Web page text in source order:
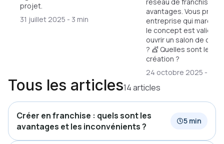
projet.
31 juillet 2025 - 3 min
avantages. Vous
entreprise qui marche
le concept est validé.
ouvrir un salon de
? 💇 Quelles sont les
création ?
24 octobre 2025 -
Tous les articles14 articles
Créer en franchise : quels sont les
avantages et les inconvénients ?
5 min